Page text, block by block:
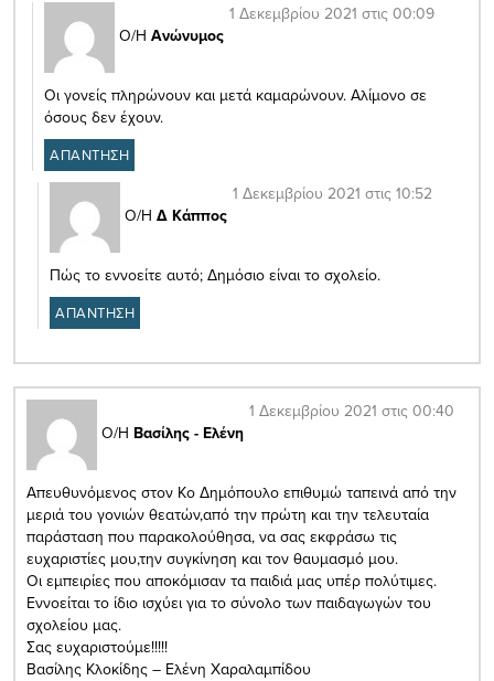
Ο/Η Ανώνυμος
1 Δεκεμβρίου 2021 στις 00:09
Οι γονείς πληρώνουν και μετά καμαρώνουν. Αλίμονο σε
όσους δεν έχουν.
ΑΠΑΝΤΗΣΗ
Ο/Η Δ Κάππος
1 Δεκεμβρίου 2021 στις 10:52
Πώς το εννοείτε αυτό; Δημόσιο είναι το σχολείο.
ΑΠΑΝΤΗΣΗ
Ο/Η Βασίλης - Ελένη
1 Δεκεμβρίου 2021 στις 00:40
Απευθυνόμενος στον Κο Δημόπουλο επιθυμώ ταπεινά από την
μεριά του γονιών θεατών,από την πρώτη και την τελευταία
παράσταση που παρακολούθησα, να σας εκφράσω τις
ευχαριστίες μου,την συγκίνηση και τον θαυμασμό μου.
Οι εμπειρίες που αποκόμισαν τα παιδιά μας υπέρ πολύτιμες.
Εννοείται το ίδιο ισχύει για το σύνολο των παιδαγωγών του
σχολείου μας.
Σας ευχαριστούμε!!!!!
Βασίλης Κλοκίδης – Ελένη Χαραλαμπίδου